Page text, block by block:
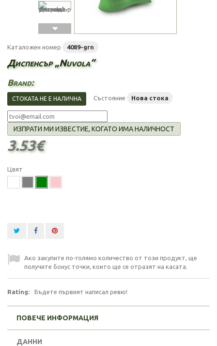
Каталожен номер 4089-grn
Диспенсър „Nuvola“
Brand:
СТОКАТА НЕ Е НАЛИЧНА Състояние Нова стока
ИЗПРАТИ МИ ИЗВЕСТИЕ, КОГАТО ИМА НАЛИЧНОСТ
3.53€
Цвят
Ако закупите по-голямо количество от този продукт, ще
получите бонус точки, които ще се отразят на касата.
Rating: Бъдете първият написал ревю!
ПОВЕЧЕ ИНФОРМАЦИЯ
ДАННИ